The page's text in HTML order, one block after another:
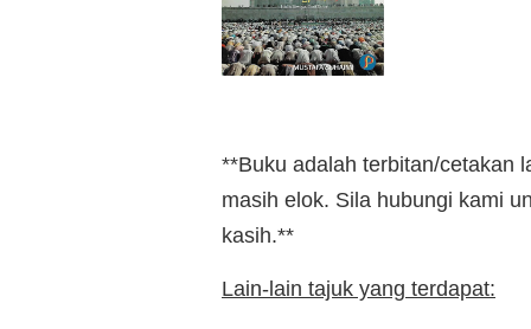
**Buku adalah terbitan/cetakan
masih elok. Sila hubungi kami
kasih.**
Lain-lain tajuk yang terdapat: